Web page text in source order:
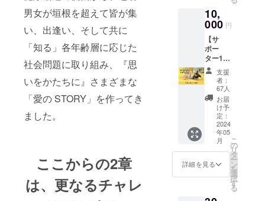
男女が垣根を超えて皆が集
い、出逢い、そして共に
「知る」各年齢層に応じた
社会問題に取り組み、『思
いをかたちに』さまざまな
「愛の STORY」を作ってき
ました。
ここからの2章
は、更なるチャレ
分×1回
※ご利用
時の予
約は
メール
にて調
整させ
ていた
だきま
す。 ※
有効期
限は
2024年
5月から
1年間で
現地ま
での交
ボ代
表・
佐々木
阿悠佳
から熱
いお礼
のメー
ルをお
送りさ
せてい
ただき
ます。
なお、
支援時
に上乗
せ支援
が可能
10,
000 円
【サ
ポー
ター1万
円】 こ
のプロ
ジェク
トをた
だただ
応援し
たい人
向けの
リター
ンで
す。 コ
ンディ
ショニ
支援
者：
67人
お届
け予
定：
2024
年05
月
詳細を見る
こ
の
リ
タ
ー
ン
を
選
択
す
る